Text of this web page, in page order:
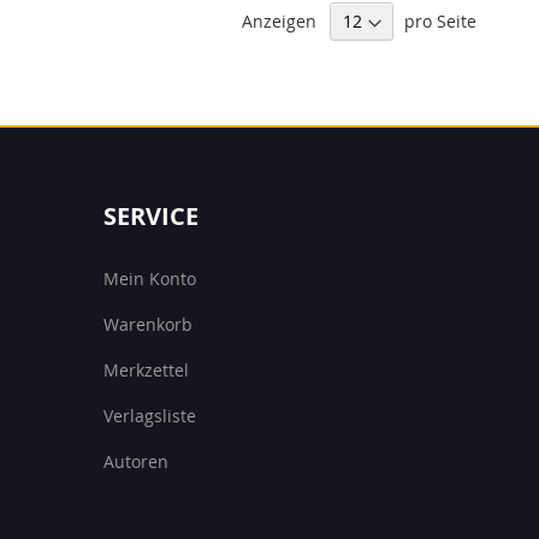
Anzeigen pro Seite
SERVICE
Mein Konto
Warenkorb
Merkzettel
Verlagsliste
Autoren